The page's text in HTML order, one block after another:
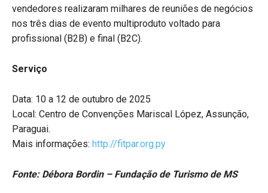
vendedores realizaram milhares de reuniões de negócios
nos três dias de evento multiproduto voltado para
profissional (B2B) e final (B2C).
Serviço
Data: 10 a 12 de outubro de 2025
Local: Centro de Convenções Mariscal López, Assunção,
Paraguai.
Mais informações: http://fitpar.org.py
Fonte: Débora Bordin – Fundação de Turismo de MS